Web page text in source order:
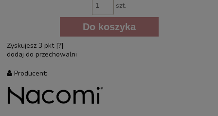
szt.
Do koszyka
Zyskujesz 3 pkt [?]
dodaj do przechowalni
Producent: